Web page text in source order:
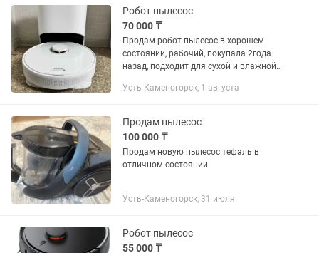
Робот пылесос
70 000 ₸
Продам робот пылесос в хорошем
состоянии, рабочий, покупала 2года
назад, подходит для сухой и влажной
При покупки есть доставка , торг
Усть-Каменогорск, 1 августа
Продам пылесос
100 000 ₸
Продам новую пылесос тефаль в
отличном состоянии.
Усть-Каменогорск, 31 июля
Робот пылесос
55 000 ₸